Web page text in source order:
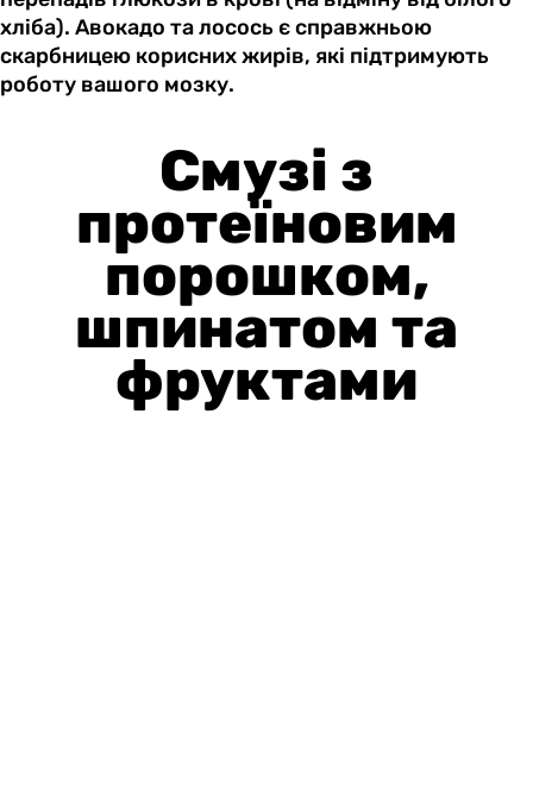
хліба). Авокадо та лосось є справжньою
скарбницею корисних жирів, які підтримують
роботу вашого мозку.
Смузі з
протеїновим
порошком,
шпинатом та
фруктами